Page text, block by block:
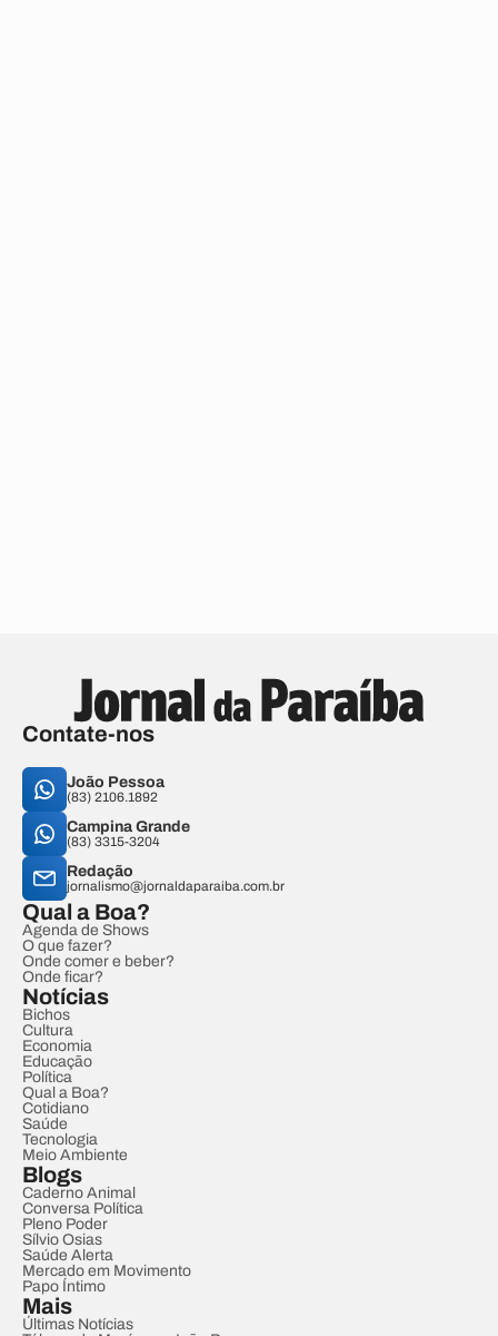
Contate-nos
João Pessoa
(83) 2106.1892
Campina Grande
(83) 3315-3204
Redação
jornalismo@jornaldaparaiba.com.br
Qual a Boa?
Agenda de Shows
O que fazer?
Onde comer e beber?
Onde ficar?
Notícias
Bichos
Cultura
Economia
Educação
Política
Qual a Boa?
Cotidiano
Saúde
Tecnologia
Meio Ambiente
Blogs
Caderno Animal
Conversa Política
Pleno Poder
Sílvio Osias
Saúde Alerta
Mercado em Movimento
Papo Íntimo
Mais
Últimas Notícias